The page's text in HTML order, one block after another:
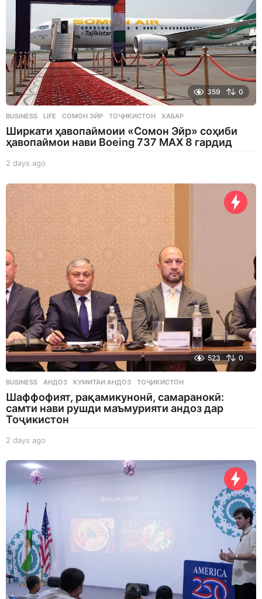
359 0
BUSINESS ,LIFE СОМОН ЭЙР ,ТОҶИКИСТОН ,ХАБАР
Ширкати ҳавопаймоии «Сомон Эйр» соҳиби
ҳавопаймои нави Boeing 737 MAX 8 гардид
2 days ago
a
523 0
BUSINESS АНДОЗ ,КУМИТАИ АНДОЗ ,ТОҶИКИСТОН
Шаффофият, рақамикунонӣ, самаранокӣ:
самти нави рушди маъмурияти андоз дар
Тоҷикистон
2 days ago
a
g
o